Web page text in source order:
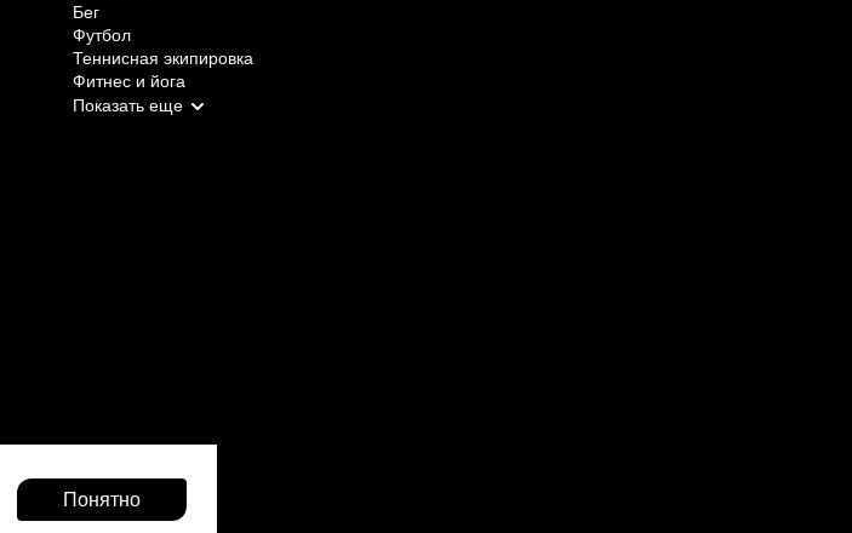
Бег
Футбол
Теннисная экипировка
Фитнес и йога
Понятно